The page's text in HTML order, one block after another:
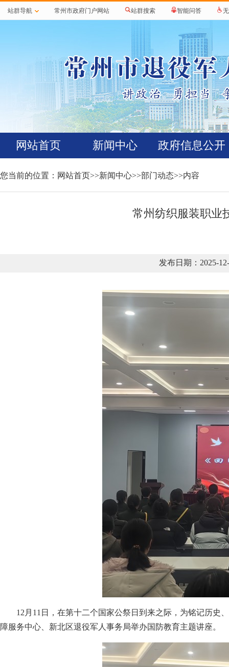
站群导航 常州市政府门户网站 站群搜索 智能问答
网站首页 新闻中心 政府信息公开
您当前的位置： 网站首页>>新闻中心>>部门动态>>内容
常州纺织服装职业
发布日期：2025-
12月11日，在第十二个国家公祭日到来之际，为铭记历史
障服务中心、新北区退役军人事务局举办国防教育主题讲座。